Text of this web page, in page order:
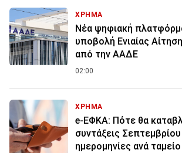
ΧΡΗΜΑ
Νέα ψηφιακή
υποβολή Ενιαίας
από την ΑΑΔΕ
02:00
ΧΡΗΜΑ
e-ΕΦΚΑ: Πότε θα
συντάξεις
ημερομηνίες ανά ταμείο